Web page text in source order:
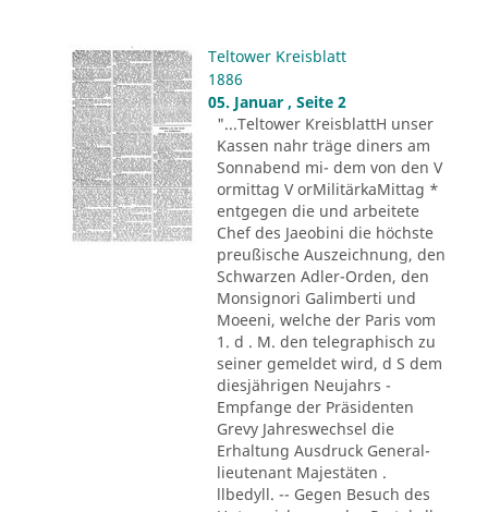
Teltower Kreisblatt
1886
05. Januar , Seite 2
"...Teltower KreisblattH unser
Kassen nahr träge diners am
Sonnabend mi- dem von den V
ormittag V orMilitärkaMittag *
entgegen die und arbeitete
Chef des Jaeobini die höchste
preußische Auszeichnung, den
Schwarzen Adler-Orden, den
Monsignori Galimberti und
Moeeni, welche der Paris vom
1. d . M. den telegraphisch zu
seiner gemeldet wird, d S dem
diesjährigen Neujahrs -
Empfange der Präsidenten
Grevy Jahreswechsel die
Erhaltung Ausdruck General-
lieutenant Majestäten .
llbedyll. -- Gegen Besuch des